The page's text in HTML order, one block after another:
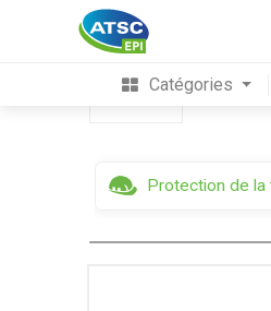
Catégories
Protection des
Filtres
Protection de la